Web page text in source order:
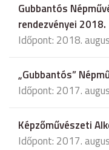
Gubbantós
rendezvényei 2018.
Időpont: 2018.
„Gubbantós”
Időpont: 2017.
Képzőművészeti
Időpont: 2017.